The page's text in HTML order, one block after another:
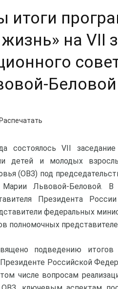
итоги
на VII
Беловой
Распечатать
состоялось VII
детей и молодых
(ОВЗ) под
Львовой-Беловой. В
Президента
федеральных
полномочных
подведению итогов
Российской
числе вопросам